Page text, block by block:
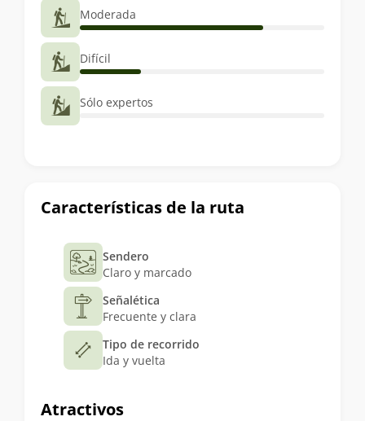
Características de la ruta
Sendero
Claro y marcado
Señalética
Frecuente y clara
Tipo de recorrido
Ida y vuelta
Atractivos
Moderada
Difícil
Sólo expertos